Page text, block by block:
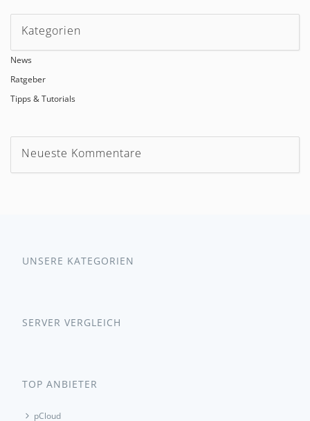
Kategorien
News
Ratgeber
Tipps & Tutorials
Neueste Kommentare
UNSERE KATEGORIEN
SERVER VERGLEICH
TOP ANBIETER
pCloud